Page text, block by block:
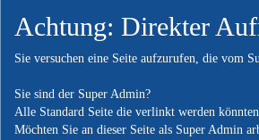
Achtung: Direkter
Sie versuchen eine Seite aufzurufen, die vom
Sie sind der Super Admin?
Alle Standard Seite die verlinkt werden
Möchten Sie an dieser Seite als Super Admin